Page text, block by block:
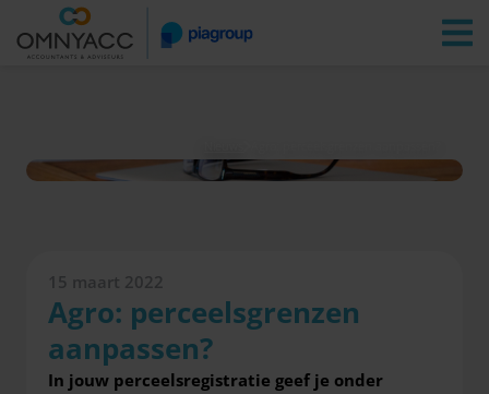
Vestigingen Zoeken
15 maart 2022
Agro: perceelsgrenzen
aanpassen?
In jouw perceelsregistratie geef je onder